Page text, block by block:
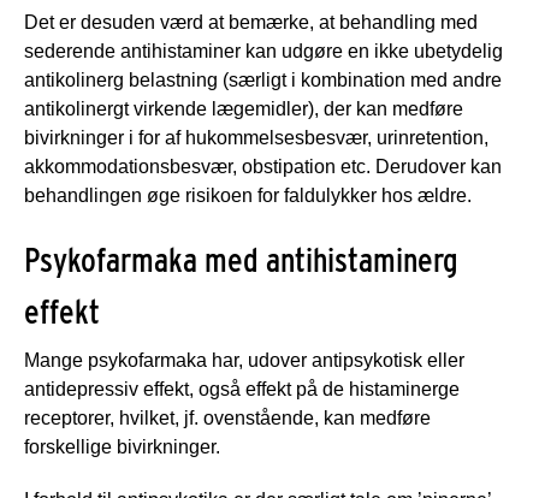
Det er desuden værd at bemærke, at behandling med
sederende antihistaminer kan udgøre en ikke ubetydelig
antikolinerg belastning (særligt i kombination med andre
antikolinergt virkende lægemidler), der kan medføre
bivirkninger i for af hukommelsesbesvær, urinretention,
akkommodationsbesvær, obstipation etc. Derudover kan
behandlingen øge risikoen for faldulykker hos ældre.
Psykofarmaka med antihistaminerg
effekt
Mange psykofarmaka har, udover antipsykotisk eller
antidepressiv effekt, også effekt på de histaminerge
receptorer, hvilket, jf. ovenstående, kan medføre
forskellige bivirkninger.